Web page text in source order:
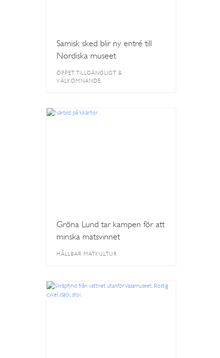
Samisk sked blir ny entré till
Nordiska museet
ÖPPET, TILLGÄNGLIGT &
VÄLKOMNANDE
Gröna Lund tar kampen för att
minska matsvinnet
HÅLLBAR MATKULTUR